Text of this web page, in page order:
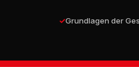
Grundlagen der